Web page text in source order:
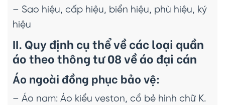
– Sao hiệu, cấp hiệu, biển hiệu, phù hiệu, ký
hiệu
II. Quy định cụ thể về các loại quần
áo theo thông tư 08 về áo đại cán
Áo ngoài đồng phục bảo vệ:
– Áo nam: Áo kiểu veston, cổ bẻ hình chữ K.